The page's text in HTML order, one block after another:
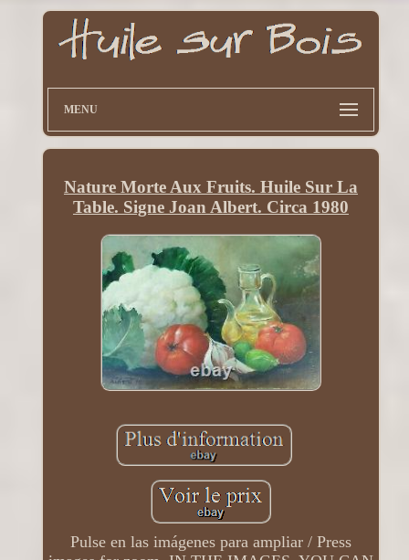
MENU
Nature Morte Aux Fruits. Huile Sur La
Table. Signe Joan Albert. Circa 1980
Pulse en las imágenes para ampliar / Press